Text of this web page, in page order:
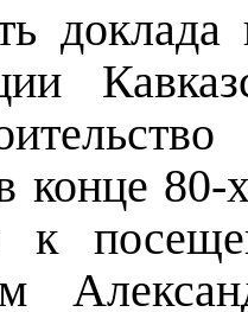
доклада
конце
к